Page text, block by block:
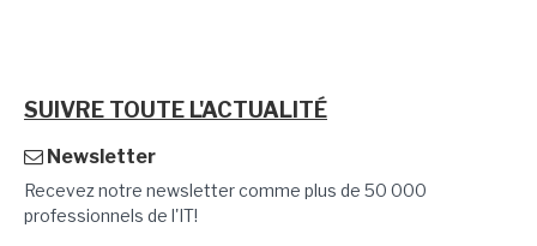
SUIVRE TOUTE L'ACTUALITÉ
Newsletter
Recevez notre newsletter comme plus de 50 000
professionnels de l'IT!